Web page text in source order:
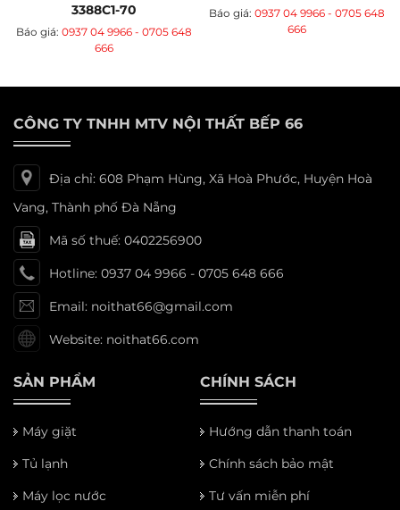
3388C1-70
Báo giá: 0937 04 9966 - 0705 648
666
Báo giá: 0937 04 9966 - 0705 648
666
CÔNG TY TNHH MTV NỘI THẤT BẾP 66
Địa chỉ: 608 Phạm Hùng, Xã Hoà Phước, Huyện Hoà
Vang, Thành phố Đà Nẵng
Mã số thuế: 0402256900
Hotline: 0937 04 9966 - 0705 648 666
Email: noithat66@gmail.com
Website: noithat66.com
SẢN PHẨM
Máy giặt
Tủ lạnh
Máy lọc nước
CHÍNH SÁCH
Hướng dẫn thanh toán
Chính sách bảo mật
Tư vấn miễn phí